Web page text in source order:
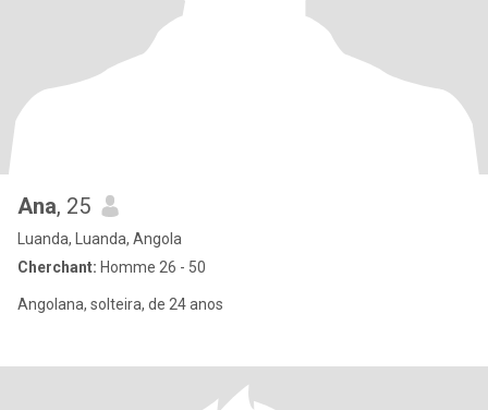
Ana, 25
Luanda, Luanda, Angola
Cherchant: Homme 26 - 50
Angolana, solteira, de 24 anos